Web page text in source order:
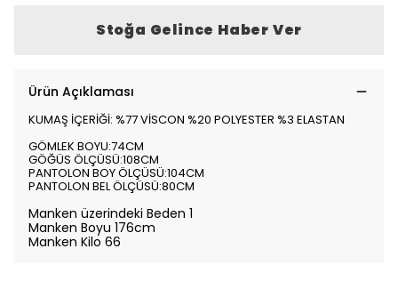
Stoğa Gelince Haber Ver
Ürün Açıklaması
KUMAŞ İÇERİĞİ: %77 VİSCON %20 POLYESTER %3 ELASTAN
GÖMLEK BOYU:74CM
GÖĞÜS ÖLÇÜSÜ:108CM
PANTOLON BOY ÖLÇÜSÜ:104CM
PANTOLON BEL ÖLÇÜSÜ:80CM
Manken üzerindeki Beden 1
Manken Boyu 176cm
Manken Kilo 66